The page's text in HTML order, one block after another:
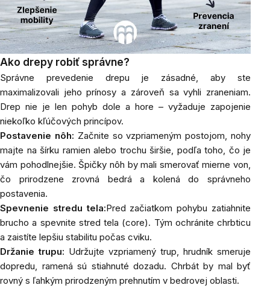
Ako drepy robiť správne?
Správne prevedenie drepu je zásadné, aby ste
maximalizovali jeho prínosy a zároveň sa vyhli zraneniam.
Drep nie je len pohyb dole a hore – vyžaduje zapojenie
niekoľko kľúčových princípov.
Postavenie nôh: Začnite so vzpriameným postojom, nohy
majte na šírku ramien alebo trochu širšie, podľa toho, čo je
vám pohodlnejšie. Špičky nôh by mali smerovať mierne von,
čo prirodzene zrovná bedrá a kolená do správneho
postavenia.
Spevnenie stredu tela:Pred začiatkom pohybu zatiahnite
brucho a spevnite stred tela (core). Tým ochránite chrbticu
a zaistíte lepšiu stabilitu počas cviku.
Držanie trupu: Udržujte vzpriamený trup, hrudník smeruje
dopredu, ramená sú stiahnuté dozadu. Chrbát by mal byť
rovný s ľahkým prirodzeným prehnutím v bedrovej oblasti.